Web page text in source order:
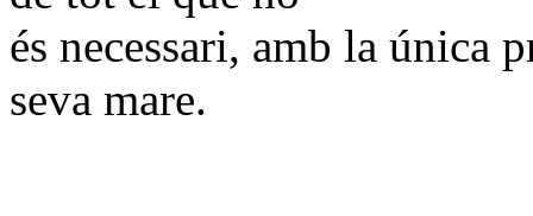
és necessari, amb la única
seva mare.